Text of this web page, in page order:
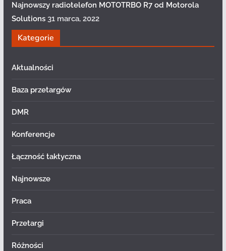
Najnowszy radiotelefon MOTOTRBO R7 od Motorola
Solutions 31 marca, 2022
Kategorie
Aktualności
Baza przetargów
DMR
Konferencje
Łączność taktyczna
Najnowsze
Praca
Przetargi
Różności